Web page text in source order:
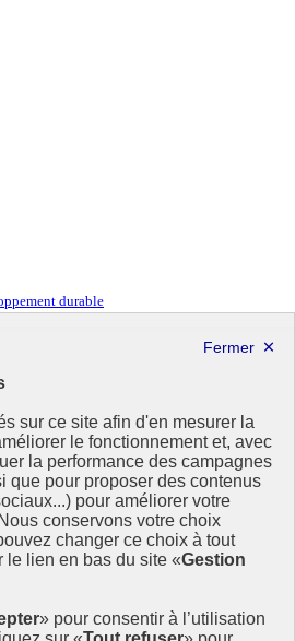
sur ce site afin d'en mesurer la
le fonctionnement et, avec
la performance des campagnes
que pour proposer des contenus
pour améliorer votre
conservons votre choix
changer ce choix à tout
le lien en bas du site «Gestion
» pour consentir à l’utilisation
durable
de référence concernant l’Agenda
la France. Il valorise la mobilisation de
nouvelle fenêtre
une nouvelle fenêtre